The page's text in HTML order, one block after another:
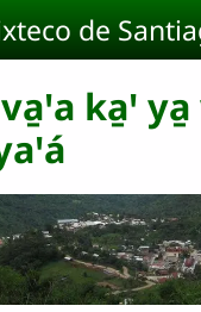
principal
de
ka̱ꞌ